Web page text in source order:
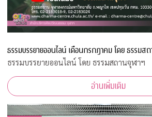
ธรรมบรรยายออนไลน์ เดือนกรกฎาคม โดย ธรรมส
ธรรมบรรยายออนไลน์ โดย ธรรมสถานจุฬาฯ
อ่านเพิ่มเติม